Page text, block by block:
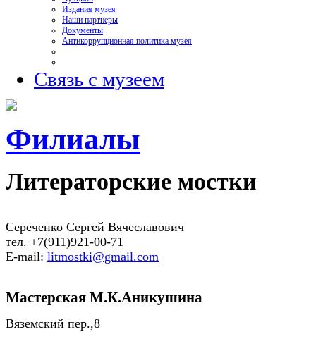
Издания музея
Наши партнеры
Документы
Антикоррупционная политика музея
Связь с музеем
Филиалы
Литераторские мостки
Сереченко Сергей Вячеславович
тел. +7(911)921-00-71
E-mail: litmostki@gmail.com
Мастерская М.К.Аникушина
Вяземский пер.,8